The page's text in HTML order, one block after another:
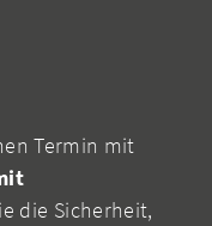
Termin mit
die Sicherheit,